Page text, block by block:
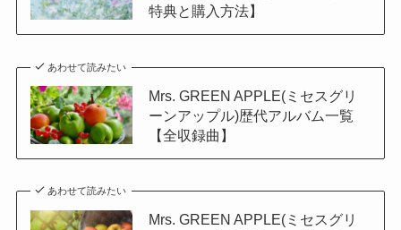
特典と購入方法】
あわせて読みたい
Mrs. GREEN APPLE(ミセスグリ
ーンアップル)歴代アルバム一覧
【全収録曲】
あわせて読みたい
Mrs. GREEN APPLE(ミセスグリ